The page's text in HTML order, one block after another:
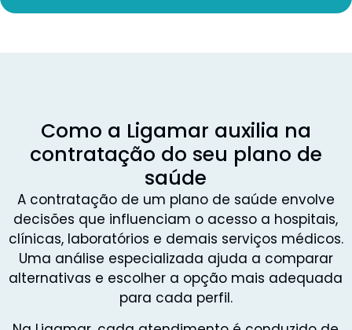
Como a Ligamar auxilia na
contratação do seu plano de
saúde
A contratação de um plano de saúde envolve
decisões que influenciam o acesso a hospitais,
clínicas, laboratórios e demais serviços médicos.
Uma análise especializada ajuda a comparar
alternativas e escolher a opção mais adequada
para cada perfil.